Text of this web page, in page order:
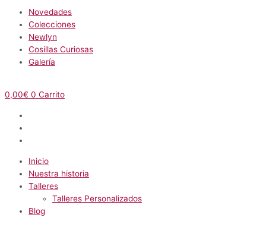
Novedades
Colecciones
Newlyn
Cosillas Curiosas
Galería
0,00€ 0 Carrito
Inicio
Nuestra historia
Talleres
Talleres Personalizados
Blog